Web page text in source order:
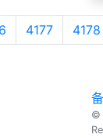
4177 4178
©